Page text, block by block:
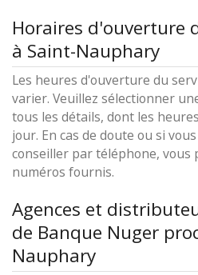
Horaires d'ouverture
à Saint-Nauphary
Les heures d'ouverture du
varier. Veuillez sélectionner
tous les détails, dont les
jour. En cas de doute ou si
conseiller par téléphone, vous
numéros fournis.
Agences et
de Banque Nuger
Nauphary